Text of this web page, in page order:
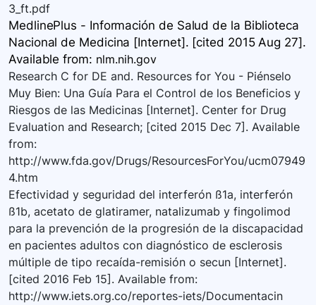
3_ft.pdf
MedlinePlus - Información de Salud de la Biblioteca
Nacional de Medicina [Internet]. [cited 2015 Aug 27].
Available from: nlm.nih.gov
Research C for DE and. Resources for You - Piénselo
Muy Bien: Una Guía Para el Control de los Beneficios y
Riesgos de las Medicinas [Internet]. Center for Drug
Evaluation and Research; [cited 2015 Dec 7]. Available
from:
http://www.fda.gov/Drugs/ResourcesForYou/ucm07949
4.htm
Efectividad y seguridad del interferón ß1a, interferón
ß1b, acetato de glatiramer, natalizumab y fingolimod
para la prevención de la progresión de la discapacidad
en pacientes adultos con diagnóstico de esclerosis
múltiple de tipo recaída-remisión o secun [Internet].
[cited 2016 Feb 15]. Available from:
http://www.iets.org.co/reportes-iets/Documentacin